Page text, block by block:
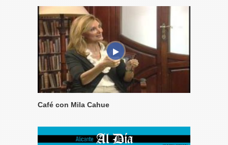
Café con Mila Cahue